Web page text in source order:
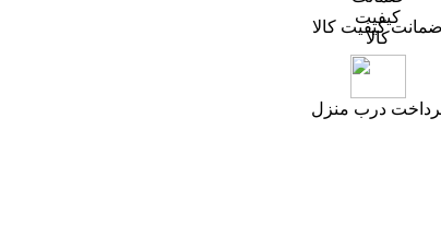
ضمانت کیفیت کالا
درب منزل